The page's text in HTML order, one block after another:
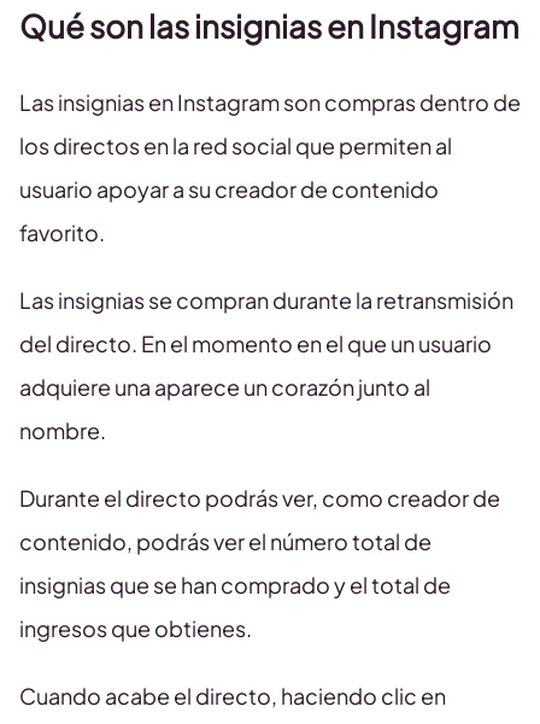
Qué son las insignias en Instagram
Las insignias en Instagram son compras dentro de
los directos en la red social que permiten al
usuario apoyar a su creador de contenido
favorito.
Las insignias se compran durante la retransmisión
del directo. En el momento en el que un usuario
adquiere una aparece un corazón junto al
nombre.
Durante el directo podrás ver, como creador de
contenido, podrás ver el número total de
insignias que se han comprado y el total de
ingresos que obtienes.
Cuando acabe el directo, haciendo clic en